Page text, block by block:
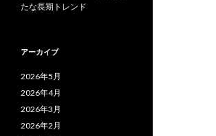
たな長期トレンド
アーカイブ
2026年5月
2026年4月
2026年3月
2026年2月